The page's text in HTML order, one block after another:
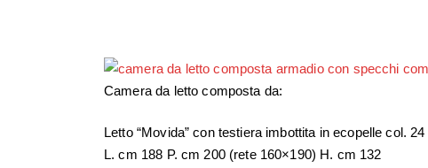
Camera da letto composta da:
Letto “Movida” con testiera imbottita in ecopelle col.
L. cm 188 P. cm 200 (rete 160×190) H. cm 132